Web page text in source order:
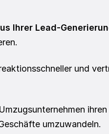
Ihrer Lead-
und
umzuwandeln.